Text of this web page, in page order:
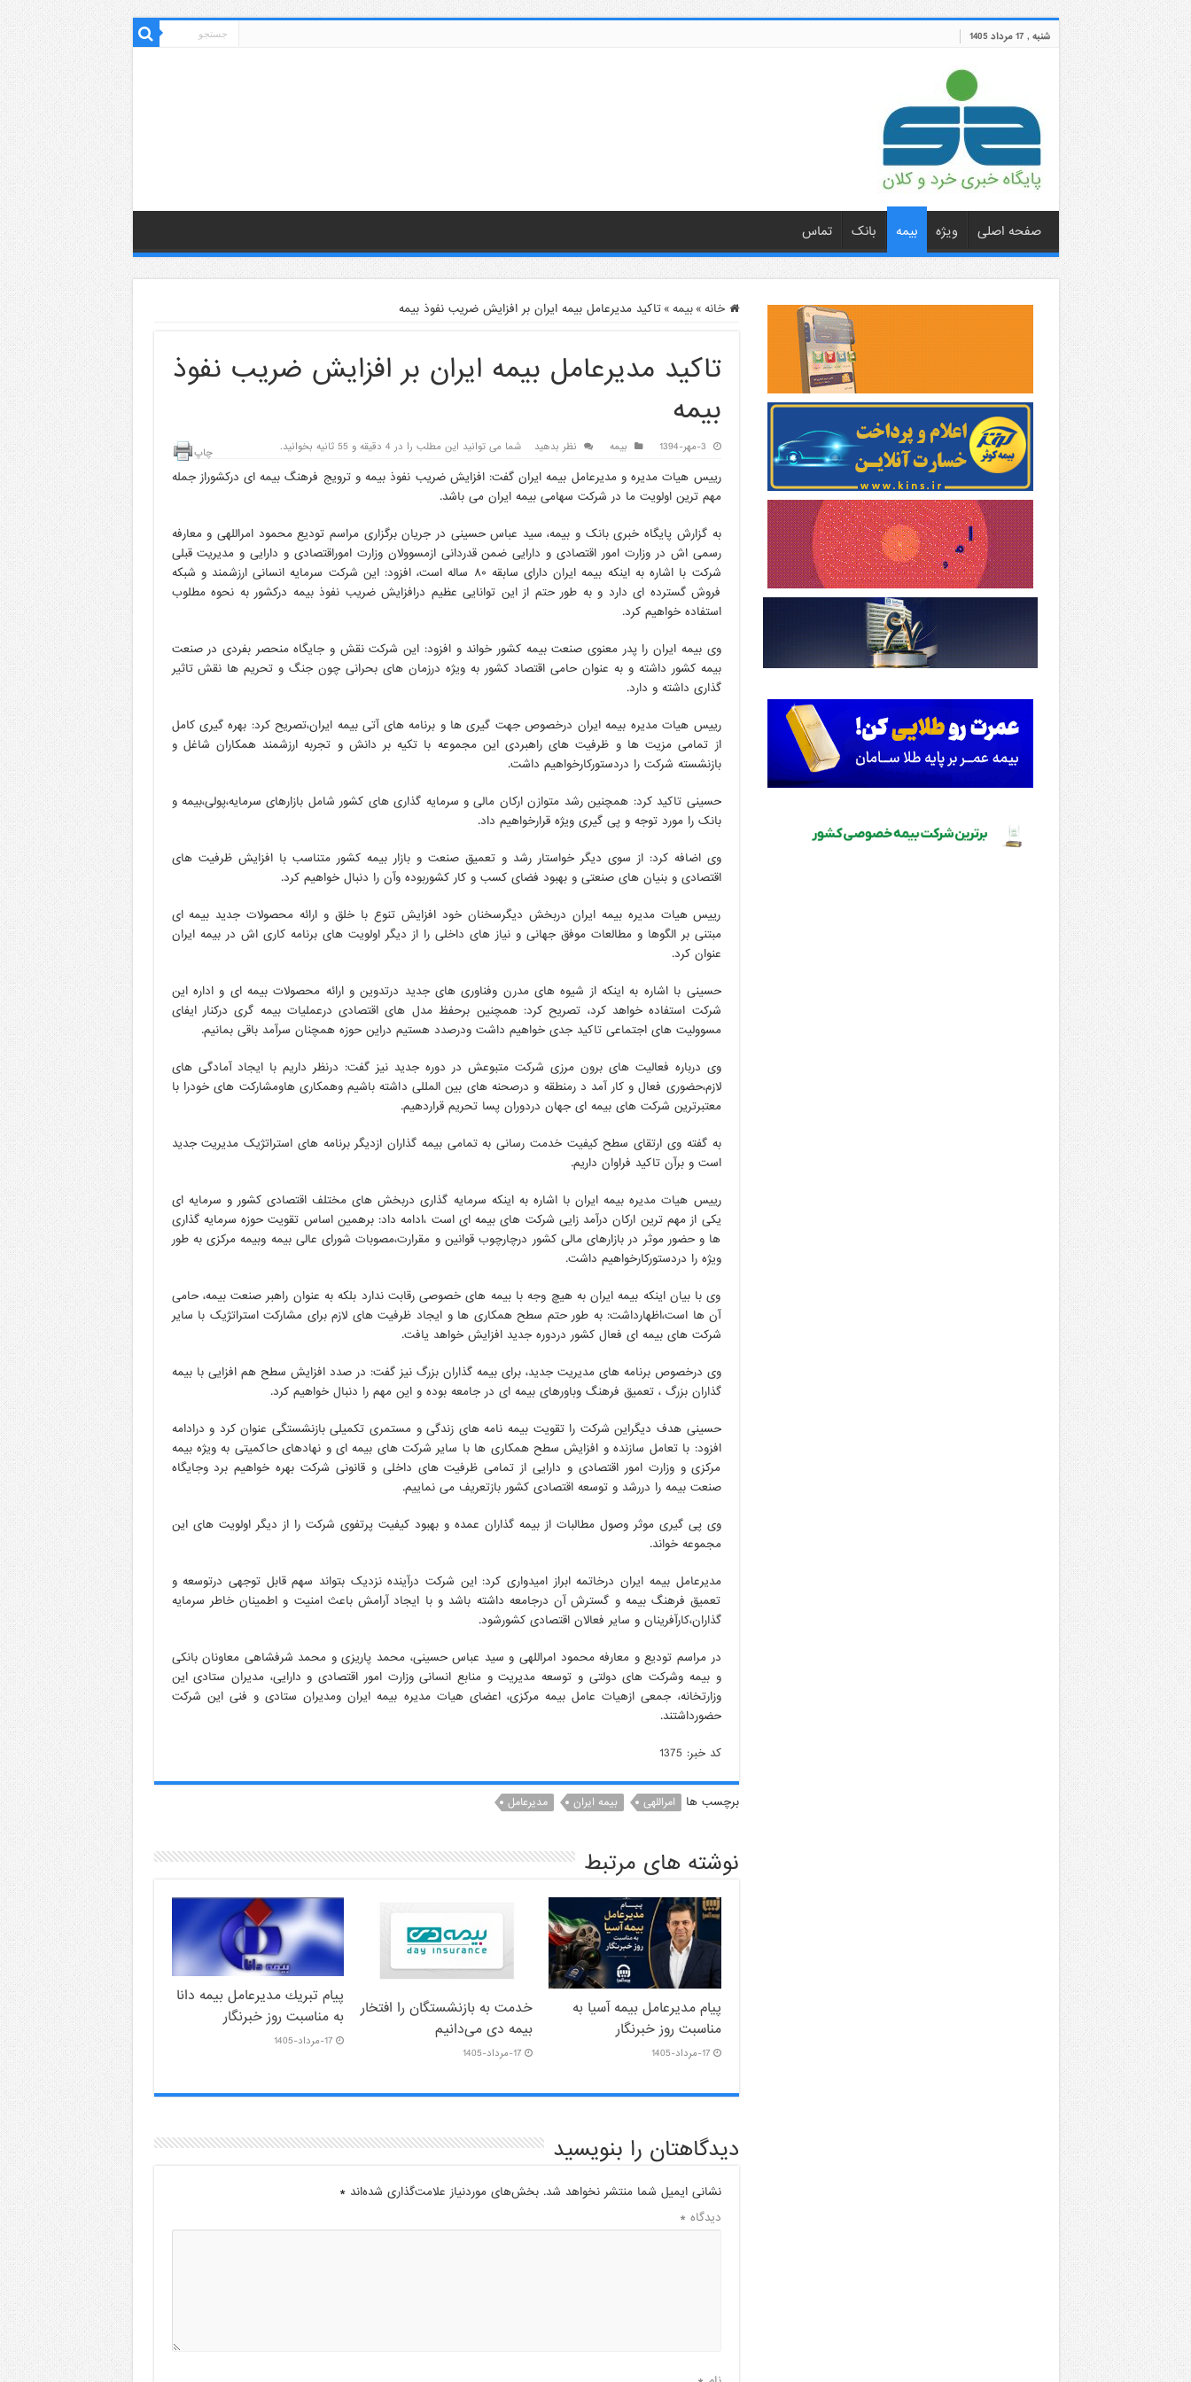
شنبه , 17 مرداد 1405
صفحه اصلی ویژه بیمه بانک تماس
خانه » بیمه » تاکید مدیرعامل بیمه ایران بر افزایش ضریب نفوذ بیمه
تاکید مدیرعامل بیمه ایران بر افزایش ضریب نفوذ
بیمه
3-مهر-1394 بیمه نظر بدهید شما می توانید این مطلب را در 4 دقیقه و 55 ثانیه بخوانید. چاپ
رییس هیات مدیره و مدیرعامل بیمه ایران گفت: افزایش ضریب نفوذ بیمه و ترویج فرهنگ بیمه ای درکشوراز جمله
مهم ترین اولویت ما در شرکت سهامی بیمه ایران می باشد.
به گزارش پایگاه خبری بانک و بیمه،‌ سید عباس حسینی در جریان برگزاری مراسم تودیع محمود امراللهی و معارفه
رسمی اش در وزارت امور اقتصادی و دارایی ضمن قدردانی ازمسوولان وزارت اموراقتصادی و دارایی و مدیریت قبلی
شرکت با اشاره به اینکه بیمه ایران دارای سابقه ۸۰ ساله است، افزود: این شرکت سرمایه انسانی ارزشمند و شبکه
فروش گسترده ای دارد و به طور حتم از این توانایی عظیم درافزایش ضریب نفوذ بیمه درکشور به نحوه مطلوب
استفاده خواهیم کرد.
وی بیمه ایران را پدر معنوی صنعت بیمه کشور خواند و افزود: این شرکت نقش و جایگاه منحصر بفردی در صنعت
بیمه کشور داشته و به عنوان حامی اقتصاد کشور به ویژه درزمان های بحرانی چون جنگ و تحریم ها نقش تاثیر
گذاری داشته و دارد.
رییس هیات مدیره بیمه ایران درخصوص جهت گیری ها و برنامه های آتی بیمه ایران،تصریح کرد: بهره گیری کامل
از تمامی مزیت ها و ظرفیت های راهبردی این مجموعه با تکیه بر دانش و تجربه ارزشمند همکاران شاغل و
بازنشسته شرکت را دردستورکارخواهیم داشت.
حسینی تاکید کرد: همچنین رشد متوازن ارکان مالی و سرمایه گذاری های کشور شامل بازارهای سرمایه،پولی،بیمه و
بانک را مورد توجه و پی گیری ویژه قرارخواهیم داد.
وی اضافه کرد: از سوی دیگر خواستار رشد و تعمیق صنعت و بازار بیمه کشور متناسب با افزایش ظرفیت های
اقتصادی و بنیان های صنعتی و بهبود فضای کسب و کار کشوربوده وآن را دنبال خواهیم کرد.
رییس هیات مدیره بیمه ایران دربخش دیگرسخنان خود افزایش تنوع با خلق و ارائه محصولات جدید بیمه ای
مبتنی بر الگوها و مطالعات موفق جهانی و نیاز های داخلی را از دیگر اولویت های برنامه کاری اش در بیمه ایران
عنوان کرد.
حسینی با اشاره به اینکه از شیوه های مدرن وفناوری های جدید درتدوین و ارائه محصولات بیمه ای و اداره این
شرکت استفاده خواهد کرد، تصریح کرد: همچنین برحفظ مدل های اقتصادی درعملیات بیمه گری درکنار ایفای
مسوولیت های اجتماعی تاکید جدی خواهیم داشت ودرصدد هستیم دراین حوزه همچنان سرآمد باقی بمانیم.
وی درباره فعالیت های برون مرزی شرکت متبوعش در دوره جدید نیز گفت: درنظر داریم با ایجاد آمادگی های
لازم،حضوری فعال و کار آمد د رمنطقه و درصحنه های بین المللی داشته باشیم وهمکاری هاومشارکت های خودرا با
معتبرترین شرکت های بیمه ای جهان دردوران پسا تحریم قراردهیم.
به گفته وی ارتقای سطح کیفیت خدمت رسانی به تمامی بیمه گذاران ازدیگر برنامه های استراتژیک مدیریت جدید
است و برآن تاکید فراوان داریم.
رییس هیات مدیره بیمه ایران با اشاره به اینکه سرمایه گذاری دربخش های مختلف اقتصادی کشور و سرمایه ای
یکی از مهم ترین ارکان درآمد زایی شرکت های بیمه ای است ،ادامه داد: برهمین اساس تقویت حوزه سرمایه گذاری
ها و حضور موثر در بازارهای مالی کشور درچارچوب قوانین و مقرارت،مصوبات شورای عالی بیمه وبیمه مرکزی به طور
ویژه را دردستورکارخواهیم داشت.
وی با بیان اینکه بیمه ایران به هیچ وجه با بیمه های خصوصی رقابت ندارد بلکه به عنوان راهبر صنعت بیمه، حامی
آن ها است،اظهارداشت: به طور حتم سطح همکاری ها و ایجاد ظرفیت های لازم برای مشارکت استراتژیک با سایر
شرکت های بیمه ای فعال کشور دردوره جدید افزایش خواهد یافت.
وی درخصوص برنامه های مدیریت جدید، برای بیمه گذاران بزرگ نیز گفت: در صدد افزایش سطح هم افزایی با بیمه
گذاران بزرگ ، تعمیق فرهنگ وباورهای بیمه ای در جامعه بوده و این مهم را دنبال خواهیم کرد.
حسینی هدف دیگراین شرکت را تقویت بیمه نامه های زندگی و مستمری تکمیلی بازنشستگی عنوان کرد و درادامه
افزود: با تعامل سازنده و افزایش سطح همکاری ها با سایر شرکت های بیمه ای و نهادهای حاکمیتی به ویژه بیمه
مرکزی و وزارت امور اقتصادی و دارایی از تمامی ظرفیت های داخلی و قانونی شرکت بهره خواهیم برد وجایگاه
صنعت بیمه را دررشد و توسعه اقتصادی کشور بازتعریف می نماییم.
وی پی گیری موثر وصول مطالبات از بیمه گذاران عمده و بهبود کیفیت پرتفوی شرکت را از دیگر اولویت های این
مجموعه خواند.
مدیرعامل بیمه ایران درخاتمه ابراز امیدواری کرد: این شرکت درآینده نزدیک بتواند سهم قابل توجهی درتوسعه و
تعمیق فرهنگ بیمه و گسترش آن درجامعه داشته باشد و با ایجاد آرامش باعث امنیت و اطمینان خاطر سرمایه
گذاران،کارآفرینان و سایر فعالان اقتصادی کشورشود.
در مراسم تودیع و معارفه محمود امراللهی و سید عباس حسینی، محمد پاریزی و محمد شرفشاهی معاونان بانکی
و بیمه وشرکت های دولتی و توسعه مدیریت و منابع انسانی وزارت امور اقتصادی و دارایی، مدیران ستادی این
وزارتخانه، جمعی ازهیات عامل بیمه مرکزی، اعضای هیات مدیره بیمه ایران ومدیران ستادی و فنی این شرکت
حضورداشتند.
کد خبر: 1375
برچسب ها امراللهی بیمه ایران مدیرعامل
نوشته های مرتبط
پیام مدیرعامل بیمه آسیا به
مناسبت روز خبرنگار
17-مرداد-1405
خدمت به بازنشستگان‌ را افتخار
بیمه دی می‌دانیم
17-مرداد-1405
پیام ‌تبریك‌ مدیرعامل بیمه دانا
به مناسبت روز خبرنگار
17-مرداد-1405
دیدگاهتان را بنویسید
نشانی ایمیل شما منتشر نخواهد شد. بخش‌های موردنیاز علامت‌گذاری شده‌اند*
دیدگاه*